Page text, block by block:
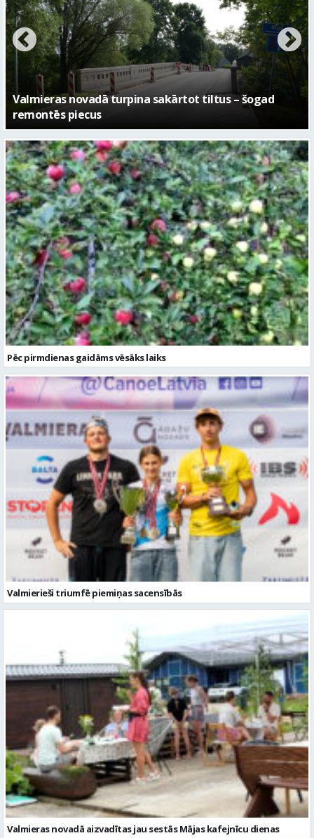
No pagaidu teātra līdz laikmetīgās kultūras centram
– kā attīstīsies “Kurtuve”
Pēc pirmdienas gaidāms vēsāks laiks
Valmierieši triumfē piemiņas sacensībās
Valmieras novadā aizvadītas jau sestās Mājas kafejnīcu dienas